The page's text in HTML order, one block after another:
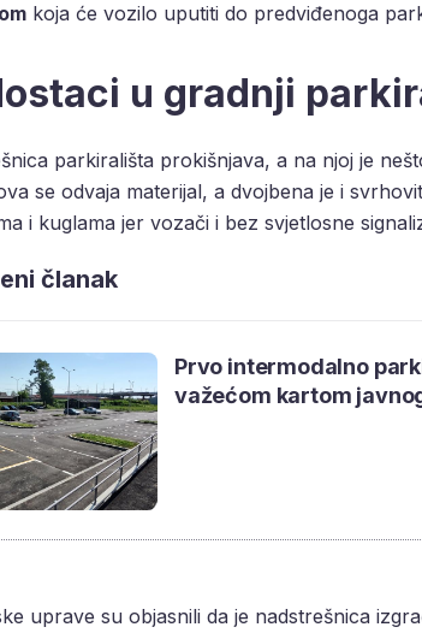
koja će vozilo uputiti do predviđenoga
u gradnji
parkirališta prokišnjava, a na njoj je
se odvaja materijal, a dvojbena je i
i kuglama jer vozači i bez svjetlosne
članak
Prvo intermodalno
važećom kartom
uprave su objasnili da je nadstrešnica